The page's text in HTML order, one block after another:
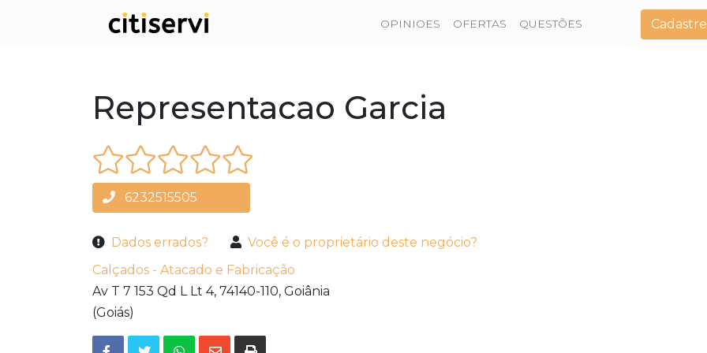
OPINIOES OFERTAS QUESTÕES
Representacao Garcia
6232515505
Dados errados?
Você é o proprietário deste negócio?
Calçados - Atacado e Fabricação
Av T 7 153 Qd L Lt 4, 74140-110, Goiânia
(Goiás)